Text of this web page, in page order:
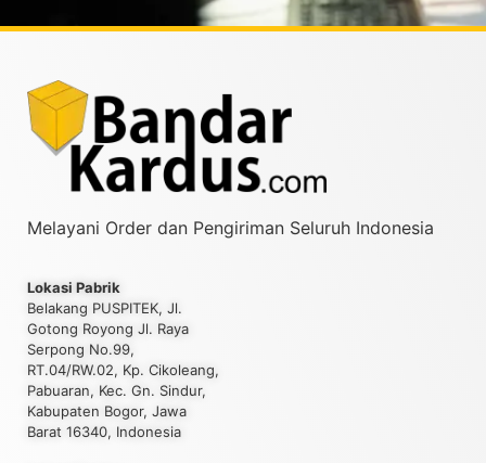
Melayani Order dan Pengiriman Seluruh Indonesia
Lokasi Pabrik
Belakang PUSPITEK, Jl.
Gotong Royong Jl. Raya
Serpong No.99,
RT.04/RW.02, Kp. Cikoleang,
Pabuaran, Kec. Gn. Sindur,
Kabupaten Bogor, Jawa
Barat 16340, Indonesia